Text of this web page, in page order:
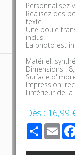
Personnalisez
Réalisez des
texte.
Une boule
inclus.
La photo est
Matériel:
Dimensions :
Surface
Impression:
l'intérieur de la
Dès : 16,99
Share